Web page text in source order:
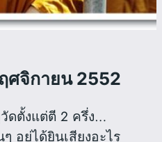
ศจิกายน 2552
ดตั้งแต่ตี 2 ครึ่ง…
อยู่ได้ยินเสียงอะไร